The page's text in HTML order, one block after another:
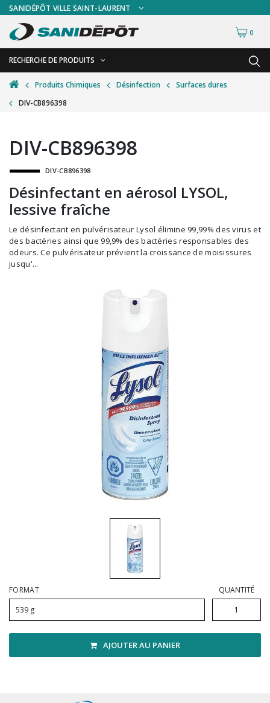
SANIDÉPÔT VILLE SAINT-LAURENT
0
RECHERCHE DE PRODUITS
RETOUR
Accessoires de sécurité
Accessoires pour le lavage de mur
Accessoires pour salles de bain
Alimentaire
Autres accessoires
Balais et porte-poussières
Bouteilles et vaporisateurs
Distributrices et supports
Grattoirs, moutons et racloirs pour vitres/planchers
Microfibres et linges divers
Tampons, porte-tampons et manches
Vadrouilles, manches et cadres
RETOUR
Gants
Plexiglas
Signalisations
Test de diagnostic
Thermomètre
Vêtements de sécurité
Produits Chimiques Désinfection
Surfaces dures
DIV-CB896398
DIV-CB896398
DIV-CB896398
Désinfectant en aérosol LYSOL,
lessive fraîche
Le désinfectant en pulvérisateur Lysol élimine 99,99% des virus et
des bactéries ainsi que 99,9% des bactéries responsables des
odeurs. Ce pulvérisateur prévient la croissance de moisissures
jusqu'...
FORMAT
539 g
QUANTITÉ
AJOUTER AU PANIER